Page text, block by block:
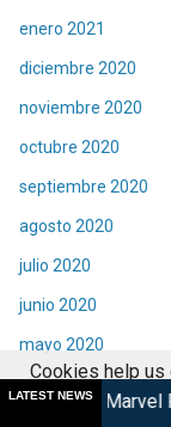
enero 2021
diciembre 2020
noviembre 2020
octubre 2020
septiembre 2020
agosto 2020
julio 2020
junio 2020
mayo 2020
abril 2020
LATEST NEWS
Run 2026: Nueva
Cookies help us
services, you